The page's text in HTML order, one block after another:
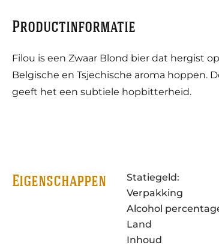
Productinformatie
Filou is een Zwaar Blond bier dat hergist
Belgische en Tsjechische aroma hoppen.
geeft het een subtiele hopbitterheid.
Eigenschappen Statiegeld:
Verpakking
Alcohol
Land
Inhoud